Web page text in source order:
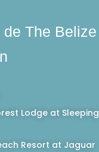
de The Belize
Lodge at Sleeping
Resort at Jaguar